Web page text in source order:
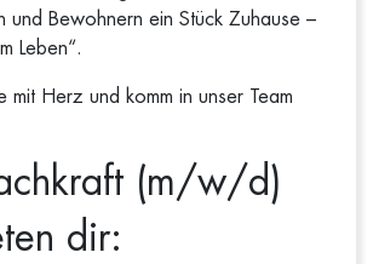
und Bewohnern ein Stück Zuhause –
Leben“.
mit Herz und komm in unser Team
(m/w/d)
dir: